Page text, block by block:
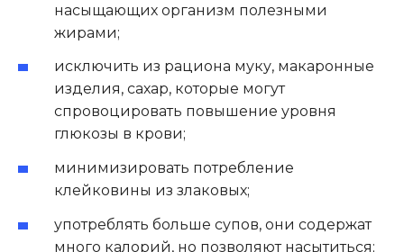
насыщающих организм полезными
жирами;
исключить из рациона муку, макаронные
изделия, сахар, которые могут
спровоцировать повышение уровня
глюкозы в крови;
минимизировать потребление
клейковины из злаковых;
употреблять больше супов, они содержат
много калорий, но позволяют насытиться;